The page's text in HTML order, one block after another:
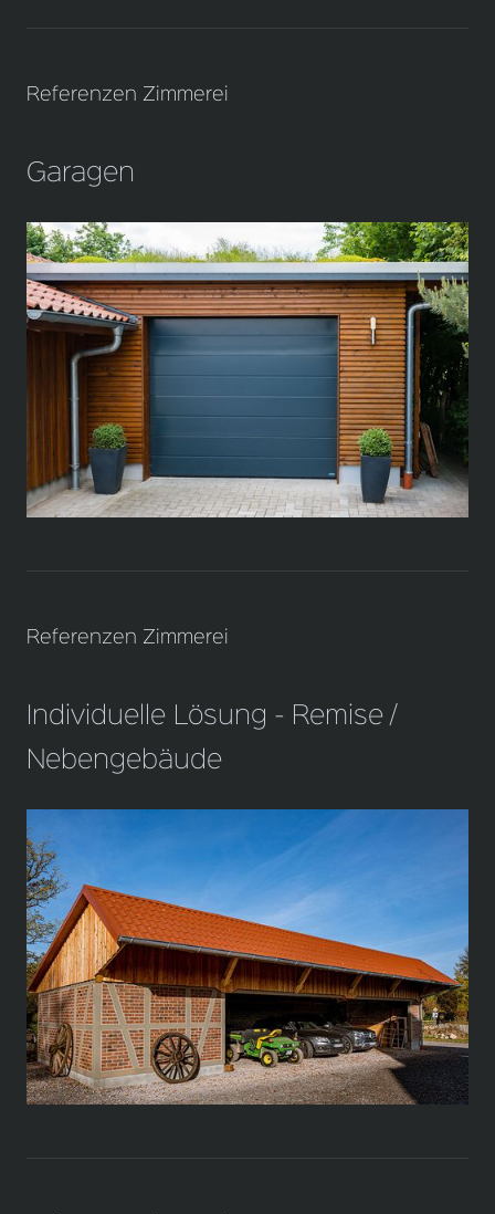
Referenzen Zimmerei
Garagen
Referenzen Zimmerei
Individuelle Lösung - Remise /
Nebengebäude